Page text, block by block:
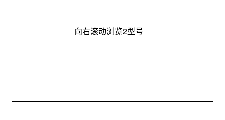
向右滚动浏览2型号